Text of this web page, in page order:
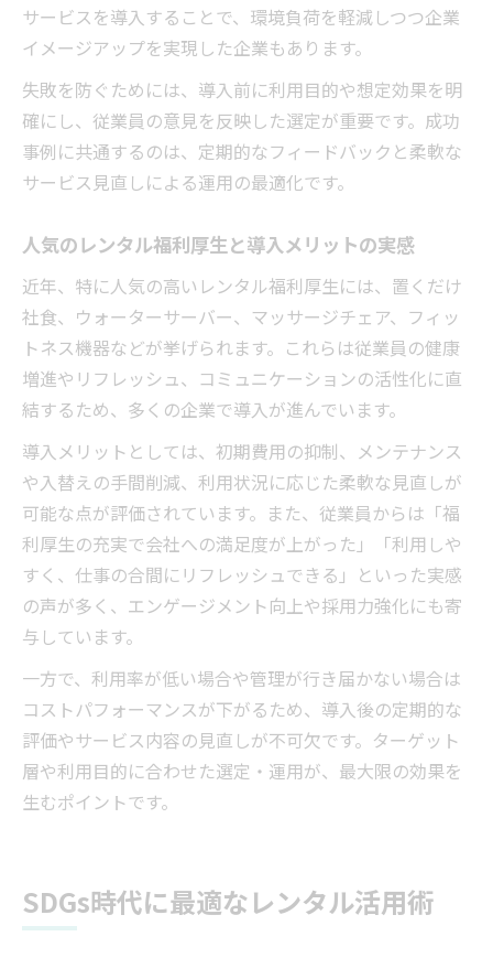
サービスを導入することで、環境負荷を軽減しつつ企業
イメージアップを実現した企業もあります。
失敗を防ぐためには、導入前に利用目的や想定効果を明
確にし、従業員の意見を反映した選定が重要です。成功
事例に共通するのは、定期的なフィードバックと柔軟な
サービス見直しによる運用の最適化です。
人気のレンタル福利厚生と導入メリットの実感
近年、特に人気の高いレンタル福利厚生には、置くだけ
社食、ウォーターサーバー、マッサージチェア、フィッ
トネス機器などが挙げられます。これらは従業員の健康
増進やリフレッシュ、コミュニケーションの活性化に直
結するため、多くの企業で導入が進んでいます。
導入メリットとしては、初期費用の抑制、メンテナンス
や入替えの手間削減、利用状況に応じた柔軟な見直しが
可能な点が評価されています。また、従業員からは「福
利厚生の充実で会社への満足度が上がった」「利用しや
すく、仕事の合間にリフレッシュできる」といった実感
の声が多く、エンゲージメント向上や採用力強化にも寄
与しています。
一方で、利用率が低い場合や管理が行き届かない場合は
コストパフォーマンスが下がるため、導入後の定期的な
評価やサービス内容の見直しが不可欠です。ターゲット
層や利用目的に合わせた選定・運用が、最大限の効果を
生むポイントです。
SDGs時代に最適なレンタル活用術